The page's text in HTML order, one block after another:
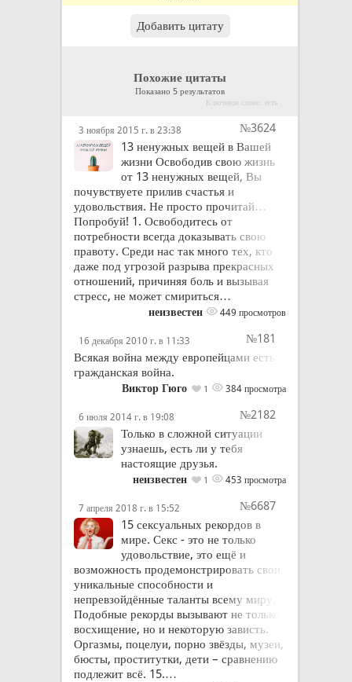
Добавить цитату
Похожие цитаты
Показано 5 результатов
Ключевое слово: есть
3 ноября 2015 г. в 23:38
№3624
13 ненужных вещей в Вашей
жизни Освободив свою жизнь
от 13 ненужных вещей, Вы
почувствуете прилив счастья и
удовольствия. Не просто прочитай…
Попробуй! 1. Освободитесь от
потребности всегда доказывать свою
правоту. Среди нас так много тех, кто
даже под угрозой разрыва прекрасных
отношений, причиняя боль и вызывая
стресс, не может смириться…
неизвестен 449 просмотров
16 декабря 2010 г. в 11:33
№181
Всякая война между европейцами есть
гражданская война.
Виктор Гюго 1 384 просмотра
6 июля 2014 г. в 19:08
№2182
Только в сложной ситуации
узнаешь, есть ли у тебя
настоящие друзья.
неизвестен 1 453 просмотра
7 апреля 2018 г. в 15:52
№6687
15 сексуальных рекордов в
мире. Секс - это не только
удовольствие, это ещё и
возможность продемонстрировать свои
уникальные способности и
непревзойдённые таланты всему миру.
Подобные рекорды вызывают не только
восхищение, но и некоторую зависть.
Оргазмы, поцелуи, порно звёзды, музеи,
бюсты, проститутки, дети – сравнению
подлежит всё. 15.…